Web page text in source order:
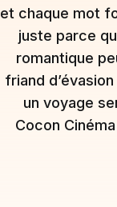
et chaque mot
juste parce
romantique
friand
un voyage
Cocon